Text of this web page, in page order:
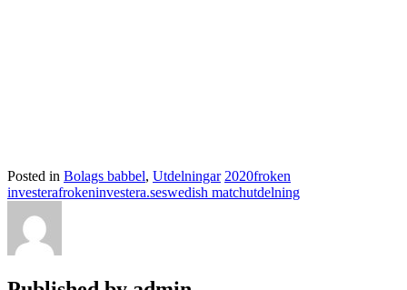
Posted in Bolags babbel, Utdelningar 2020froken
investerafrokeninvestera.seswedish matchutdelning